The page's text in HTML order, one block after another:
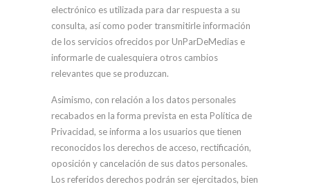
electrónico es utilizada para dar respuesta a su
consulta, así como poder transmitirle información
de los servicios ofrecidos por UnParDeMedias e
informarle de cualesquiera otros cambios
relevantes que se produzcan.
Asimismo, con relación a los datos personales
recabados en la forma prevista en esta Política de
Privacidad, se informa a los usuarios que tienen
reconocidos los derechos de acceso, rectificación,
oposición y cancelación de sus datos personales.
Los referidos derechos podrán ser ejercitados, bien